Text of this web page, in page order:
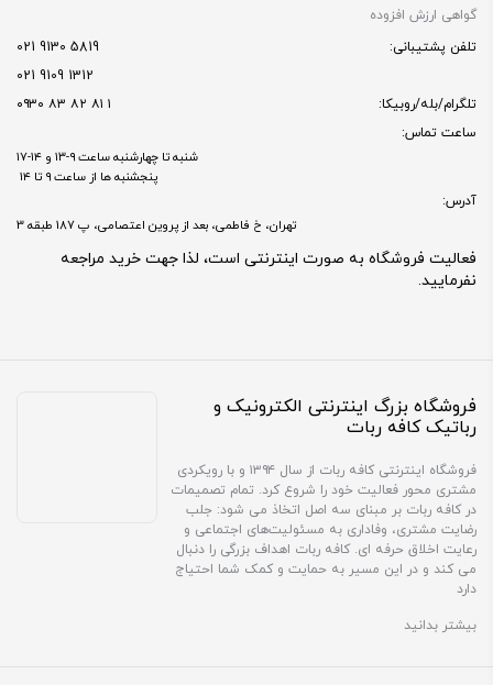
گواهی ارزش افزوده
تلفن پشتیبانی:
5819 9130 021
1312 9109 021
تلگرام/بله/روبیکا:
۱ ۸۱ ۸۲ ۸۳ ۰۹۳۰
ساعت تماس:
شنبه تا چهارشنبه ساعت ۹-۱۳ و ۱۴-۱۷
پنجشنبه ها از ساعت ۹ تا ۱۴
آدرس:
تهران، خ فاطمی، بعد از پروین اعتصامی، پ 187 طبقه 3
فعالیت فروشگاه به صورت اینترنتی است، لذا جهت خرید مراجعه
نفرمایید.
فروشگاه بزرگ اینترنتی الکترونیک و
رباتیک کافه ربات
فروشگاه اینترنتی کافه ربات از سال ۱۳۹۴ و با رویکردی
مشتری محور فعالیت خود را شروع کرد. تمام تصمیمات
در کافه ربات بر مبنای سه اصل اتخاذ می شود: جلب
رضایت مشتری، وفاداری به مسئولیت‌های اجتماعی و
رعایت اخلاق حرفه ای. کافه ربات اهداف بزرگی را دنبال
می کند و در این مسیر به حمایت و کمک شما احتیاج
دارد
بیشتر بدانید